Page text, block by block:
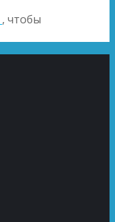
, чтобы